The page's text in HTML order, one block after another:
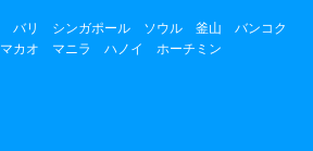
バリ シンガポール ソウル 釜山
バンコク
マカオ マニラ ハノイ
ホーチミン